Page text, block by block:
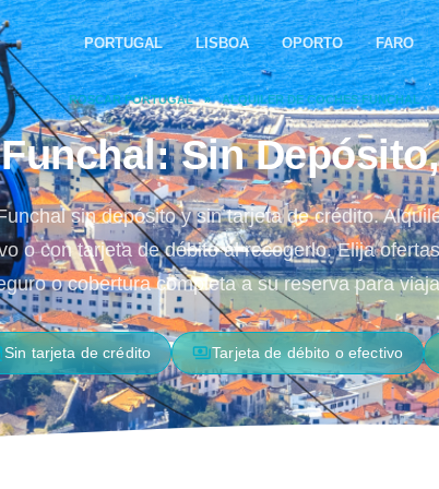
PORTUGAL LISBOA OPORTO FARO
ROSCAR PORTUGAL » ALQUILER DE COCHES FUNCHAL
Sin
sin depósito y sin tarjeta de crédito.
o con tarjeta de débito al recogerlo. Elija
o cobertura completa a su reserva para
Sin tarjeta de crédito paymentsTarjeta de débito o efectivo